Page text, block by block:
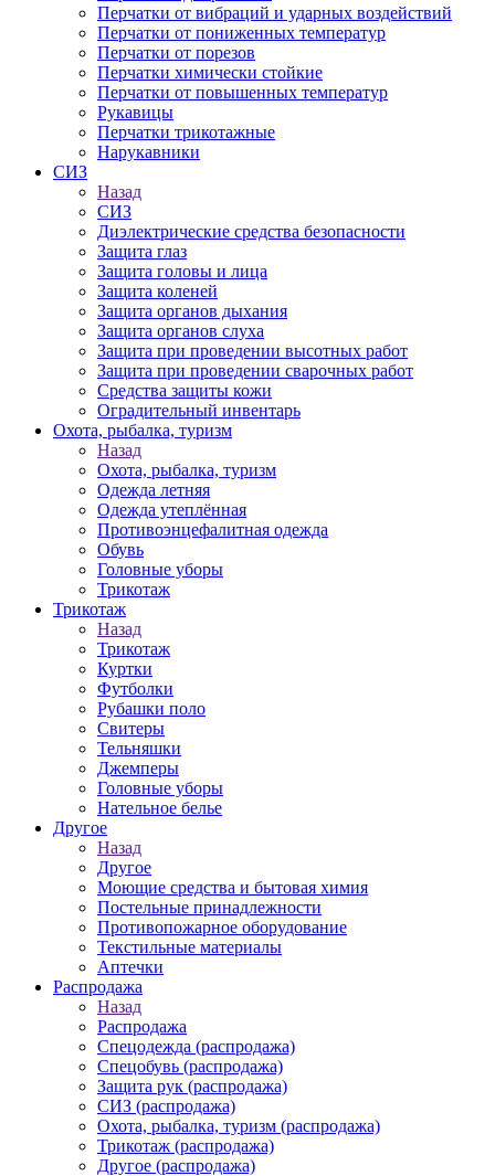
Перчатки от вибраций и ударных воздействий
Перчатки от пониженных температур
Перчатки от порезов
Перчатки химически стойкие
Перчатки от повышенных температур
Рукавицы
Перчатки трикотажные
Нарукавники
СИЗ
Назад
СИЗ
Диэлектрические средства безопасности
Защита глаз
Защита головы и лица
Защита коленей
Защита органов дыхания
Защита органов слуха
Защита при проведении высотных работ
Защита при проведении сварочных работ
Средства защиты кожи
Оградительный инвентарь
Охота, рыбалка, туризм
Назад
Охота, рыбалка, туризм
Одежда летняя
Одежда утеплённая
Противоэнцефалитная одежда
Обувь
Головные уборы
Трикотаж
Трикотаж
Назад
Трикотаж
Куртки
Футболки
Рубашки поло
Свитеры
Тельняшки
Джемперы
Головные уборы
Нательное белье
Другое
Назад
Другое
Моющие средства и бытовая химия
Постельные принадлежности
Противопожарное оборудование
Текстильные материалы
Аптечки
Распродажа
Назад
Распродажа
Спецодежда (распродажа)
Спецобувь (распродажа)
Защита рук (распродажа)
СИЗ (распродажа)
Охота, рыбалка, туризм (распродажа)
Трикотаж (распродажа)
Другое (распродажа)